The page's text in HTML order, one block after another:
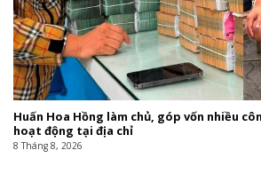
Huấn Hoa Hồng làm chủ, góp vốn nhiều
hoạt động tại địa chỉ
8 Tháng 8, 2026